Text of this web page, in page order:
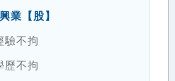
業【股】
驗不拘
歷不拘